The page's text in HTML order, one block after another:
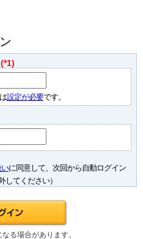
(*1)
設定が必要です。
に同意して、次回から自動ログイン
てください）
る場合があります。